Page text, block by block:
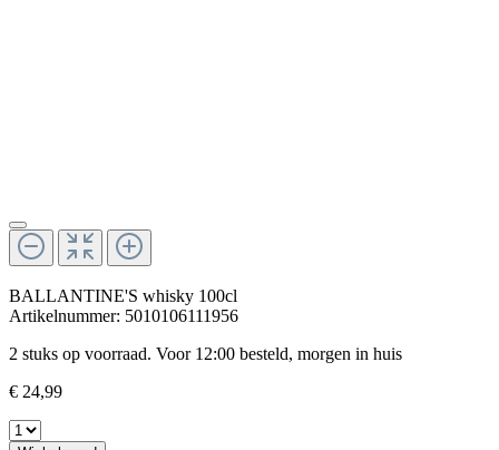
BALLANTINE'S whisky 100cl
Artikelnummer: 5010106111956
2 stuks op voorraad. Voor 12:00 besteld, morgen in huis
€ 24,99